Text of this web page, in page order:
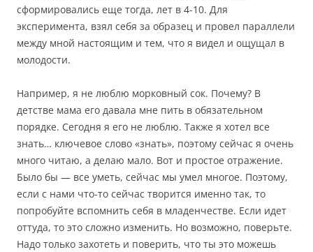
сформировались еще тогда, лет в 4-10. Для
эксперимента, взял себя за образец и провел параллели
между мной настоящим и тем, что я видел и ощущал в
молодости.
Например, я не люблю морковный сок. Почему? В
детстве мама его давала мне пить в обязательном
порядке. Сегодня я его не люблю. Также я хотел все
знать… ключевое слово «знать», поэтому сейчас я очень
много читаю, а делаю мало. Вот и простое отражение.
Было бы — все уметь, сейчас мы умел многое. Поэтому,
если с нами что-то сейчас творится именно так, то
попробуйте вспомнить себя в младенчестве. Если идет
оттуда, то это сложно изменить. Но возможно, поверьте.
Надо только захотеть и поверить, что ты это можешь